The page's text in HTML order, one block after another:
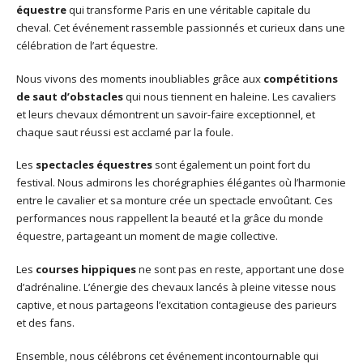
équestrequi transforme Paris en une véritable capitale du
cheval. Cet événement rassemble passionnés et curieux dans une
célébration de l’art équestre.
Nous vivons des moments inoubliables grâce aux compétitions
de saut d’obstaclesqui nous tiennent en haleine. Les cavaliers
et leurs chevaux démontrent un savoir-faire exceptionnel, et
chaque saut réussi est acclamé par la foule.
Les spectacles équestres sont également un point fort du
festival. Nous admirons les chorégraphies élégantes où l’harmonie
entre le cavalier et sa monture crée un spectacle envoûtant. Ces
performances nous rappellent la beauté et la grâce du monde
équestre, partageant un moment de magie collective.
Les courses hippiquesne sont pas en reste, apportant une dose
d’adrénaline. L’énergie des chevaux lancés à pleine vitesse nous
captive, et nous partageons l’excitation contagieuse des parieurs
et des fans.
Ensemble, nous célébrons cet événement incontournable qui